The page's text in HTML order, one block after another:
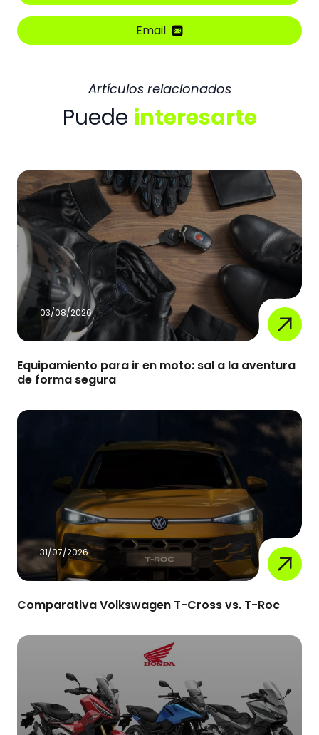
Email
Artículos relacionados
Puede interesarte
03/08/2026
Equipamiento para ir en moto: sal a la aventura
de forma segura
31/07/2026
Comparativa Volkswagen T-Cross vs. T-Roc